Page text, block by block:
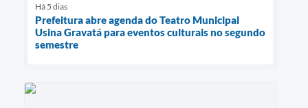
Há 5 dias
Prefeitura abre agenda do Teatro Municipal
Usina Gravatá para eventos culturais no segundo
semestre